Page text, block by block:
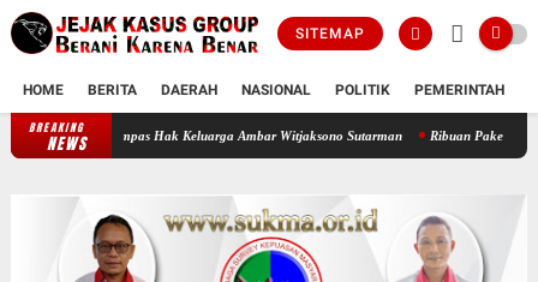
SITEMAP
HOME BERITA DAERAH NASIONAL POLITIK PEMERINTAH
BREAKING
NEWSOknum Polisi Kebon Jeruk Jadi Backing Mafia Tanah Merampas Hak